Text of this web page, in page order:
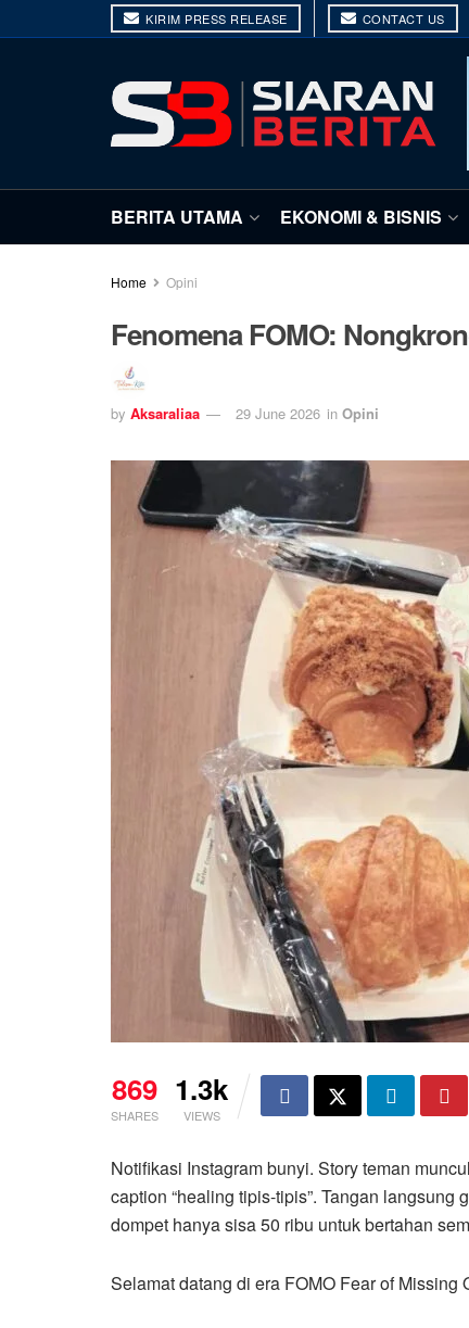
KIRIM PRESS RELEASE CONTACT US
BERITA UTAMA EKONOMI & BISNIS
Home Opini
Fenomena FOMO:
by Aksaraliaa 29 June 2026 in Opini
869
SHARES
1.3k
VIEWS
Notifikasi Instagram bunyi. Story teman
caption “healing tipis-tipis”. Tangan langsung
dompet hanya sisa 50 ribu untuk bertahan
Selamat datang di era FOMO Fear of